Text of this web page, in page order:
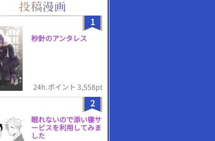
1
秒針のアンタレス
24h.ポイント 3,558pt
2
眠れないので添い寝サ
ービスを利用してみま
した